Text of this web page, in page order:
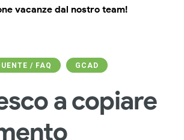
vacanze dal nostro team!
/ FAQ GCAD
a copiare